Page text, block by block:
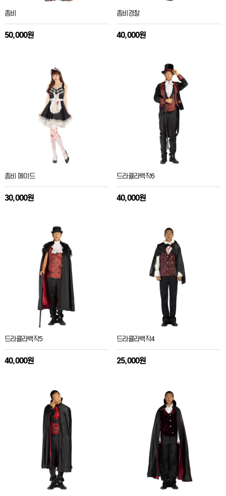
좀비
50,000원
좀비경찰
40,000원
좀비 메이드
30,000원
드라큘라백작6
40,000원
드라큘라백작5
40,000원
드라큘라백작4
25,000원